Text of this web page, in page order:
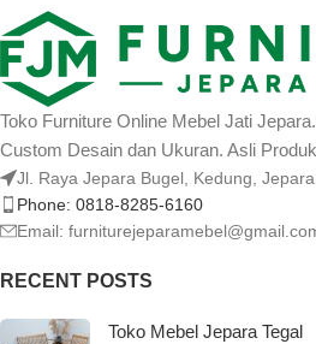
Toko Furniture Online Mebel Jati
Custom Desain dan Ukuran. Asli
Jl. Raya Jepara Bugel, Kedung,
Phone: 0818-8285-6160
Email:
RECENT POSTS
Toko Mebel Jepara Tegal